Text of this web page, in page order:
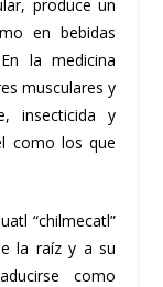
produce un
en bebidas
la medicina
musculares y
insecticida y
como los que
“chilmecatl”
la raíz y a su
como